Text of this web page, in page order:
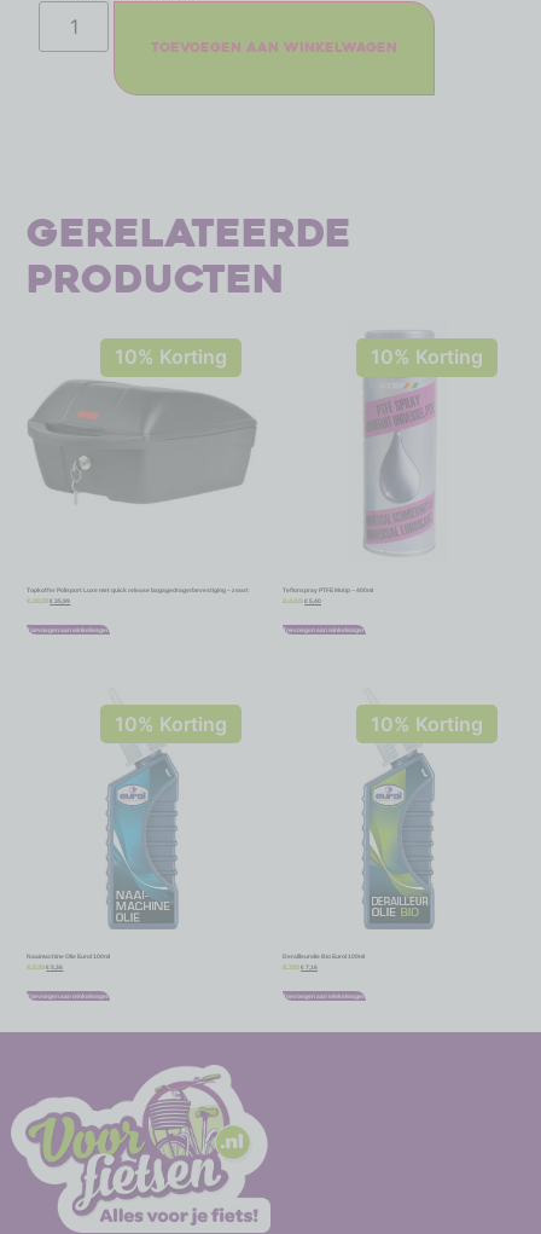
Toevoegen aan winkelwagen
Gerelateerde
producten
10% Korting
Topkoffer Polisport Luxe met quick release bagagedragerbevestiging – zwart
€39,99 €35,99
Toevoegen aan winkelwagen
10% Korting
Teflonspray PTFE Motip – 400ml
6,00 €5,40
Toevoegen aan winkelwagen
10% Korting
Naaimachine Olie Eurol 100ml
€5,95 €5,36
Toevoegen aan winkelwagen
10% Korting
Derailleurolie Bio Eurol 100ml
7,95 €7,16
Toevoegen aan winkelwagen